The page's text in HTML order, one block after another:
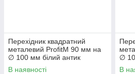
Перехідник квадратний
металевий ProfitM 90 мм на
∅ 100 мм білий антик
В наявності
∅
В